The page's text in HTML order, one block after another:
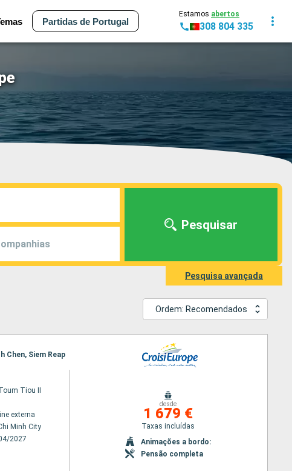
Partidas de Portugal
Estamos abertos
308 804 335
Pesquisar
Pesquisa avançada
Ordem: Recomendados
Chen, Siem Reap
Tiou II
externa
Minh City
2027
desde
1 679 €
Taxas incluídas
Animações a bordo:
Pensão completa